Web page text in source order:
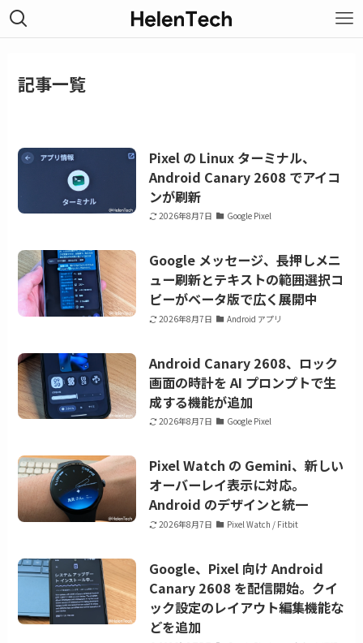
記事一覧
Pixel の Linux ターミナル、
Android Canary 2608 でアイコ
ンが刷新
2026年8月7日 Google Pixel
Google メッセージ、長押しメニ
ュー刷新とテキストの範囲選択コ
ピーがベータ版で広く展開中
2026年8月7日 Android アプリ
Android Canary 2608、ロック
画面の時計を AI プロンプトで生
成する機能が追加
2026年8月7日 Google Pixel
Pixel Watch の Gemini、新しい
オーバーレイ表示に対応。
Android のデザインと統一
2026年8月7日 Pixel Watch / Fitbit
Google、Pixel 向け Android
Canary 2608 を配信開始。クイ
ック設定のレイアウト編集機能な
どを追加